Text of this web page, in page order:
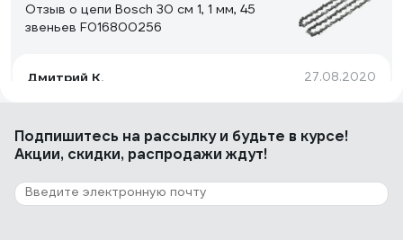
Отзыв о цепи Bosch 30 см 1, 1 мм, 45
звеньев F016800256
Дмитрий К. 27.08.2020
72 отзыва
Отзыв о цепи OREGON Синий зуб 3/8 1,3мм
91VXL052E
Подпишитесь на рассылкуи будьте в курсе!
Акции, скидки, распродажи ждут!